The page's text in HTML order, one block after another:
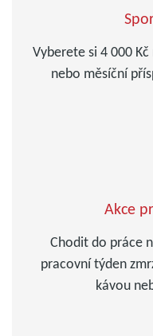
Vyberete si 4 000
nebo měsíční
Akce
Chodit do práce
pracovní týden
kávou